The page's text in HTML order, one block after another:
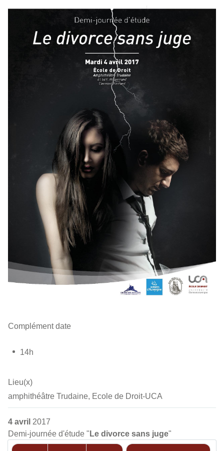
Complément date
14h
Lieu(x)
amphithéâtre Trudaine, Ecole de Droit-UCA
4 avril 2017
Demi-journée d'étude " Le divorce sans juge"